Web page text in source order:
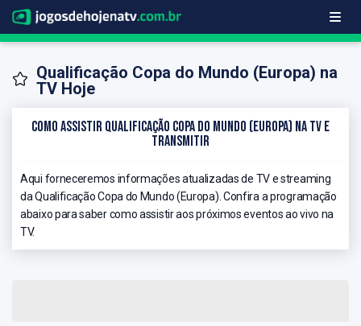
Qualificação Copa do Mundo (Europa) na
TV Hoje
Como Assistir Qualificação Copa do Mundo (Europa) na TV e
Transmitir
Aqui forneceremos informações atualizadas de TV e streaming
da Qualificação Copa do Mundo (Europa). Confira a programação
abaixo para saber como assistir aos próximos eventos ao vivo na
TV.